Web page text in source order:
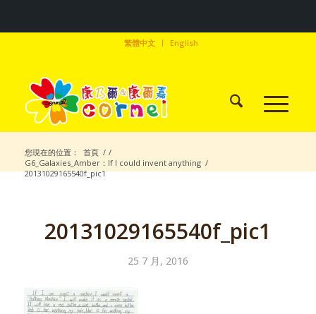
繁體中文 English
您現在的位置： 首頁 / /
G6_Galaxies_Amber：If I could invent anything /
20131029165540f_pic1
20131029165540f_pic1
25 7 月, 2016